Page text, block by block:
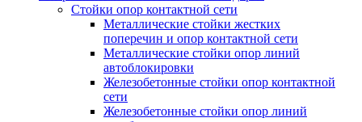
Стойки опор контактной сети
Металлические стойки жестких
поперечин и опор контактной сети
Металлические стойки опор линий
автоблокировки
Железобетонные стойки опор контактной
сети
Железобетонные стойки опор линий